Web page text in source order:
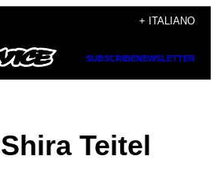
+ ITALIANO
SUBSCRIBENEWSLETTER
Teitel